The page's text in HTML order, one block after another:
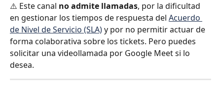
⚠️ Este canal no admite llamadas, por la dificultad
en gestionar los tiempos de respuesta del Acuerdo
de Nivel de Servicio (SLA) y por no permitir actuar de
forma colaborativa sobre los tickets. Pero puedes
solicitar una videollamada por Google Meet si lo
desea.